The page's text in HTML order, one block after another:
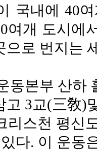
국내에 40
여개 도시에
으로 번지는
동본부 산하
고 3교(三敎)
리스천 평신
다. 이 운동